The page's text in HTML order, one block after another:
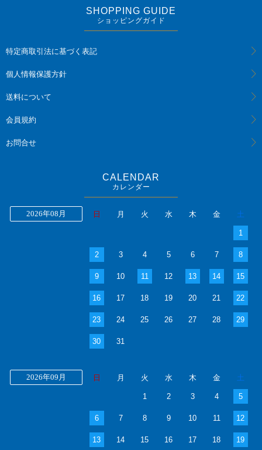
SHOPPING GUIDE
ショッピングガイド
特定商取引法に基づく表記
個人情報保護方針
送料について
会員規約
お問合せ
CALENDAR
カレンダー
2026年08月 日 月 火 水 木 金 土
1
2 3 4 5 6 7 8
9 10 11 12 13 14 15
16 17 18 19 20 21 22
23 24 25 26 27 28 29
30 31
2026年09月 日 月 火 水 木 金 土
1 2 3 4 5
6 7 8 9 10 11 12
13 14 15 16 17 18 19